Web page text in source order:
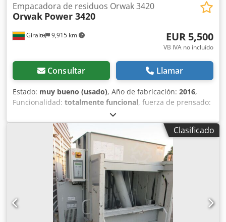
Giraitė 9,915 km
Empacadora de residuos Orwak 3420
Orwak Power 3420
EUR 5,500
VB IVA no incluído
Consultar Llamar
Estado: muy bueno (usado), Año de fabricación: 2016,
Funcionalidad: totalmente funcional, fuerza de prensado:
, Equipamiento:
manual, En perfecto estado, revisado y completamente
equipado. Mangueras hidráulicas nuevas, aceite nuevo,
resortes de gas nuevos para las puertas. Dodpfx
Ajztgnxeccjkr
Clasificado